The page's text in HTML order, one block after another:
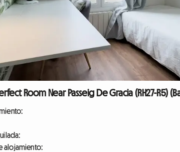
Room Near Passeig De Gracia (RH27-R5)
alojamiento: